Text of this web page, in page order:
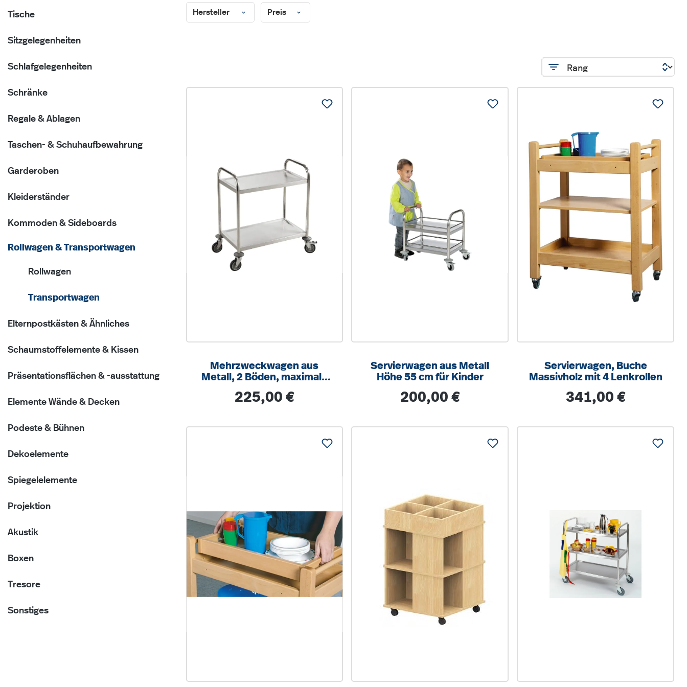
Tische
Sitzgelegenheiten
Schlafgelegenheiten
Schränke
Regale & Ablagen
Taschen- & Schuhaufbewahrung
Garderoben
Kleiderständer
Kommoden & Sideboards
Rollwagen & Transportwagen
Rollwagen
Transportwagen
Elternpostkästen & Ähnliches
Schaumstoffelemente & Kissen
Präsentationsflächen & -ausstattung
Elemente Wände & Decken
Podeste & Bühnen
Dekoelemente
Spiegelelemente
Projektion
Akustik
Boxen
Tresore
Sonstiges
Hersteller Preis
Mehrzweckwagen aus
Metall, 2 Böden, maximale
Regulärer Preis:
225,00 €
Servierwagen aus Metall
Höhe 55 cm für Kinder
Regulärer Preis:
200,00 €
Servierwagen, Buche
Massivholz mit 4 Lenkrollen
Regulärer Preis:
341,00 €